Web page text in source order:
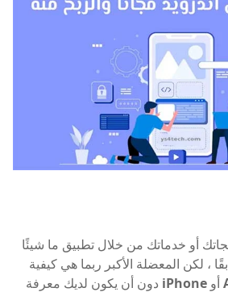
أو خدماتك من خلال تطبيق ما شيئًا
، لكن المعضلة الأكبر ربما هي كيفية
أو
دون أن يكون لديك معرفة